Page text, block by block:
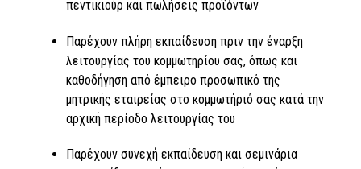
πεντικιούρ και πωλήσεις προϊόντων
Παρέχουν πλήρη εκπαίδευση πριν την έναρξη
λειτουργίας του κομμωτηρίου σας, όπως και
καθοδήγηση από έμπειρο προσωπικό της
μητρικής εταιρείας στο κομμωτήριό σας κατά την
αρχική περίοδο λειτουργίας του
Παρέχουν συνεχή εκπαίδευση και σεμινάρια